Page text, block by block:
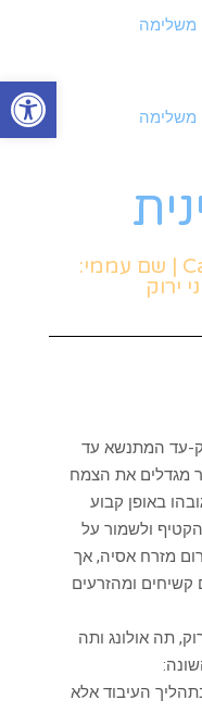
שם בוטני: Camellia Sinensis | שם עממי:
עד המתנשא עד
כאשר מגדלים את הצמח
באופן קבוע
ולשמור על
מזרח אסיה, אך
קשיחים ומהזרעים
תה אולונג ותה
העיבוד אלא
פתח